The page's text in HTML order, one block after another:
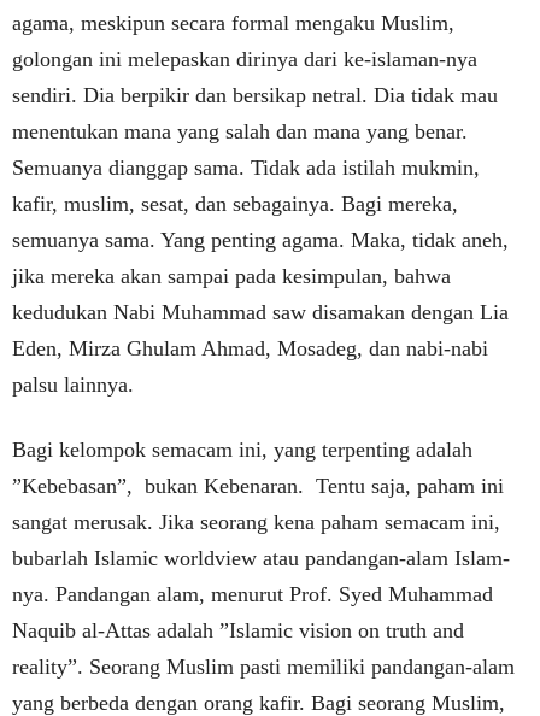
agama, meskipun secara formal mengaku Muslim,
golongan ini melepaskan dirinya dari ke-islaman-nya
sendiri. Dia berpikir dan bersikap netral. Dia tidak mau
menentukan mana yang salah dan mana yang benar.
Semuanya dianggap sama. Tidak ada istilah mukmin,
kafir, muslim, sesat, dan sebagainya. Bagi mereka,
semuanya sama. Yang penting agama. Maka, tidak aneh,
jika mereka akan sampai pada kesimpulan, bahwa
kedudukan Nabi Muhammad saw disamakan dengan Lia
Eden, Mirza Ghulam Ahmad, Mosadeg, dan nabi-nabi
palsu lainnya.
Bagi kelompok semacam ini, yang terpenting adalah
”Kebebasan”, bukan Kebenaran. Tentu saja, paham ini
sangat merusak. Jika seorang kena paham semacam ini,
bubarlah Islamic worldview atau pandangan-alam Islam-
nya. Pandangan alam, menurut Prof. Syed Muhammad
Naquib al-Attas adalah ”Islamic vision on truth and
reality”. Seorang Muslim pasti memiliki pandangan-alam
yang berbeda dengan orang kafir. Bagi seorang Muslim,